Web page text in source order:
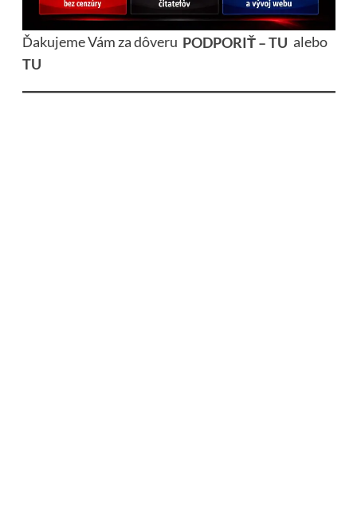
Ďakujeme Vám za dôveru PODPORIŤ – TU alebo
TU